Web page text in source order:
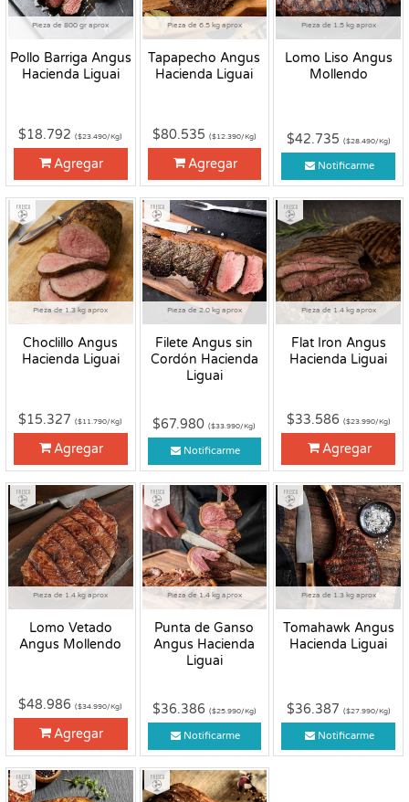
Pieza de 800 gr aprox
Pollo Barriga Angus
Hacienda Liguai
$18.792($23.490/Kg)
Agregar
Pieza de 6.5 kg aprox
Tapapecho Angus
Hacienda Liguai
$80.535 ($12.390/Kg)
Agregar
Pieza de 1.5 kg aprox
Lomo Liso Angus
Mollendo
$42.735 ($28.490/Kg)
Notificarme
Pieza de 1.3 kg aprox
Choclillo Angus
Hacienda Liguai
Fresco
$15.327($11.790/Kg)
Agregar
Pieza de 2.0 kg aprox
Filete Angus sin
Cordón Hacienda
Liguai
Fresco
$67.980($33.990/Kg)
Notificarme
Pieza de 1.4 kg aprox
Flat Iron Angus
Hacienda Liguai
Fresco
$33.586 ($23.990/Kg)
Agregar
Pieza de 1.4 kg aprox
Lomo Vetado
Angus Mollendo
Fresco
$48.986($34.990/Kg)
Agregar
Pieza de 1.4 kg aprox
Punta de Ganso
Angus Hacienda
Liguai
Fresco
$36.386 ($25.990/Kg)
Notificarme
Pieza de 1.3 kg aprox
Tomahawk Angus
Hacienda Liguai
Fresco
$36.387 ($27.990/Kg)
Notificarme
Fresco Fresco